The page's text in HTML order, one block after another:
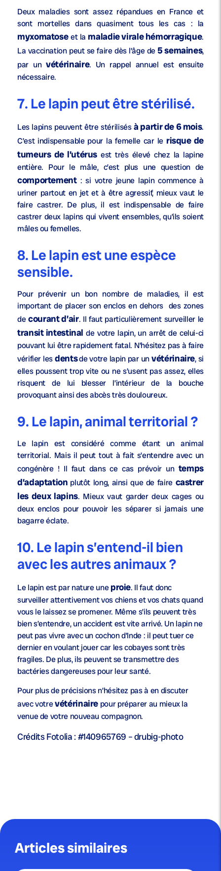
Deux maladies sont assez répandues en France et
sont mortelles dans quasiment tous les cas : la
myxomatoseet la maladie virale hémorragique.
La vaccination peut se faire dès l’âge de 5 semaines,
par unvétérinaire. Un rappel annuel est ensuite
nécessaire.
7. Le lapin peut être stérilisé.
Les lapins peuvent être stérilisésà partir de 6 mois.
C’est indispensable pour la femelle car le risque de
tumeurs de l’utérus est très élevé chez la lapine
entière. Pour le mâle, c’est plus une question de
comportement: si votre jeune lapin commence à
uriner partout en jet et à être agressif, mieux vaut le
faire castrer. De plus, il est indispensable de faire
castrer deux lapins qui vivent ensembles, qu’ils soient
mâles ou femelles.
8. Le lapin est une espèce
sensible.
Pour prévenir un bon nombre de maladies, il est
important de placer son enclos en dehors des zones
decourant d’air. Il faut particulièrement surveiller le
transit intestinal de votre lapin, un arrêt de celui-ci
pouvant lui être rapidement fatal. N’hésitez pas à faire
vérifier lesdentsde votre lapin par unvétérinaire, si
elles poussent trop vite ou ne s’usent pas assez, elles
risquent de lui blesser l’intérieur de la bouche
provoquant ainsi des abcès très douloureux.
9. Le lapin, animal territorial ?
Le lapin est considéré comme étant un animal
territorial. Mais il peut tout à fait s’entendre avec un
congénère ! Il faut dans ce cas prévoir un temps
d’adaptation plutôt long, ainsi que de faire castrer
les deux lapins. Mieux vaut garder deux cages ou
deux enclos pour pouvoir les séparer si jamais une
bagarre éclate.
10. Le lapin s’entend-il bien
avec les autres animaux ?
Le lapin est par nature uneproie. Il faut donc
surveiller attentivement vos chiens et vos chats quand
vous le laissez se promener. Même s’ils peuvent très
bien s’entendre, un accident est vite arrivé. Un lapin ne
peut pas vivre avec un cochon d’Inde : il peut tuer ce
dernier en voulant jouer car les cobayes sont très
fragiles. De plus, ils peuvent se transmettre des
bactéries dangereuses pour leur santé.
Pour plus de précisions n’hésitez pas à en discuter
avec votrevétérinaire pour préparer au mieux la
venue de votre nouveau compagnon.
Crédits Fotolia : #140965769 – drubig-photo
Articles similaires